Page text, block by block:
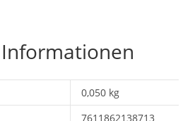
0,050 kg
7611862138713